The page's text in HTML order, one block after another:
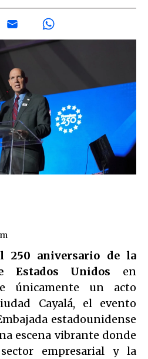
250 aniversario de la
Estados Unidos en
únicamente un acto
Cayalá, el evento
estadounidense
escena vibrante donde
empresarial y la